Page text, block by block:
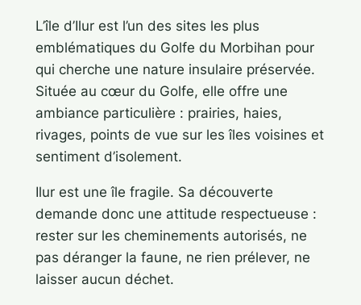
L’île d’Ilur est l’un des sites les plus
emblématiques du Golfe du Morbihan pour
qui cherche une nature insulaire préservée.
Située au cœur du Golfe, elle offre une
ambiance particulière : prairies, haies,
rivages, points de vue sur les îles voisines et
sentiment d’isolement.
Ilur est une île fragile. Sa découverte
demande donc une attitude respectueuse :
rester sur les cheminements autorisés, ne
pas déranger la faune, ne rien prélever, ne
laisser aucun déchet.